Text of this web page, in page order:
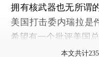
拥有核武器也无所谓
美国打击委内瑞拉
希望有一个批评美国
本文共计